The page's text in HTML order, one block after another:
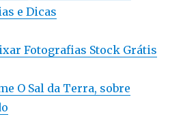
e Dicas
Fotografias Stock Grátis
O Sal da Terra, sobre